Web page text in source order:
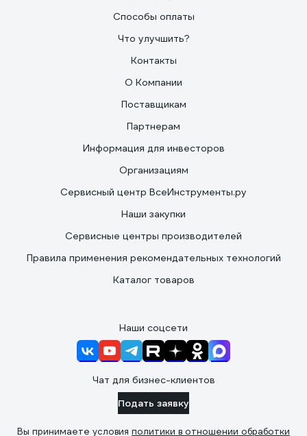
Способы оплаты
Что улучшить?
Контакты
О Компании
Поставщикам
Партнерам
Информация для инвесторов
Организациям
Сервисный центр ВсеИнструменты.ру
Наши закупки
Сервисные центры производителей
Правила применения рекомендательных технологий
Каталог товаров
Наши соцсети
Чат для бизнес-клиентов
Подать заявку
Вы принимаете условия политики в отношении обработки